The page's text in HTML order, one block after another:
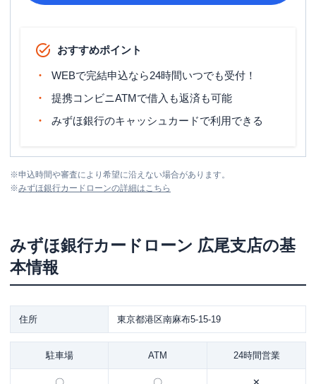
おすすめポイント
WEBで完結申込なら24時間いつでも受付！
提携コンビニATMで借入も返済も可能
みずほ銀行のキャッシュカードで利用できる
※申込時間や審査により希望に沿えない場合があります。
※みずほ銀行カードローンの詳細はこちら
みずほ銀行カードローン 広尾支店の基
本情報
住所 東京都港区南麻布5-15-19
駐車場 ATM 24時間営業